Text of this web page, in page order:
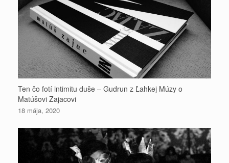
Ten čo fotí intimitu duše – Gudrun z Ľahkej Múzy o
Matúšovi Zajacovi
18 mája, 2020